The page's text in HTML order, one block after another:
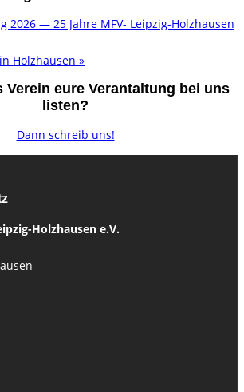
2026 — 25 Jahre MFV- Leipzig-Holzhausen
Holzhausen »
Verein eure Verantaltung bei uns
listen?
Dann schreib uns!
Holzhausen e.V.